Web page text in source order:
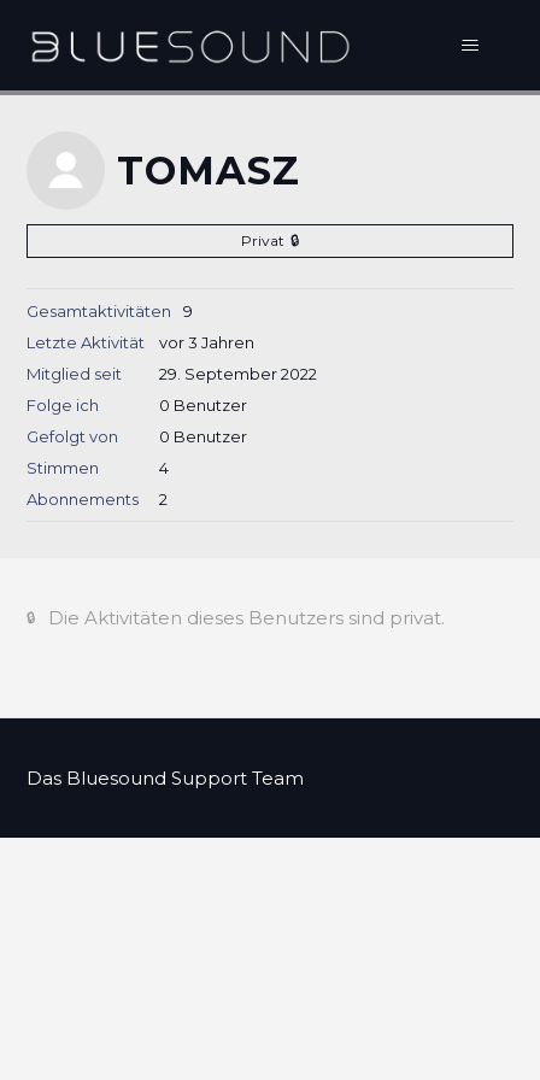
TOMASZ
Privat
Gesamtaktivitäten
9
Letzte Aktivität
vor 3 Jahren
Mitglied seit
29. September 2022
Folge ich
0 Benutzer
Gefolgt von
0 Benutzer
Stimmen
4
Abonnements
2
Die Aktivitäten dieses Benutzers sind privat.
Das Bluesound Support Team